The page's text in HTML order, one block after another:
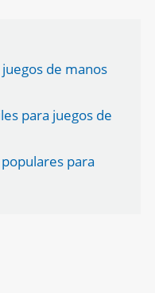
de manos
para juegos de
para